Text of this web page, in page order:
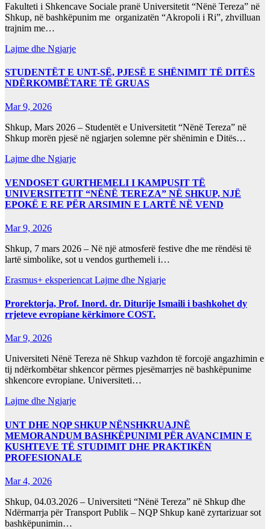
Fakulteti i Shkencave Sociale pranë Universitetit “Nënë Tereza” në
Shkup, në bashkëpunim me organizatën “Akropoli i Ri”, zhvilluan
trajnim me…
Lajme dhe Ngjarje
STUDENTËT E UNT-SË, PJESË E SHËNIMIT TË DITËS
NDËRKOMBËTARE TË GRUAS
Mar 9, 2026
Shkup, Mars 2026 – Studentët e Universitetit “Nënë Tereza” në
Shkup morën pjesë në ngjarjen solemne për shënimin e Ditës…
Lajme dhe Ngjarje
VENDOSET GURTHEMELI I KAMPUSIT TË
UNIVERSITETIT “NËNË TEREZA” NË SHKUP, NJË
EPOKË E RE PËR ARSIMIN E LARTË NË VEND
Mar 9, 2026
Shkup, 7 mars 2026 – Në një atmosferë festive dhe me rëndësi të
lartë simbolike, sot u vendos gurthemeli i…
Erasmus+ eksperiencat Lajme dhe Ngjarje
Prorektorja, Prof. Inord. dr. Diturije Ismaili i bashkohet dy
rrjeteve evropiane kërkimore COST.
Mar 9, 2026
Universiteti Nënë Tereza në Shkup vazhdon të forcojë angazhimin e
tij ndërkombëtar shkencor përmes pjesëmarrjes në bashkëpunime
shkencore evropiane. Universiteti…
Lajme dhe Ngjarje
UNT DHE NQP SHKUP NËNSHKRUAJNË
MEMORANDUM BASHKËPUNIMI PËR AVANCIMIN E
KUSHTEVE TË STUDIMIT DHE PRAKTIKËN
PROFESIONALE
Mar 4, 2026
Shkup, 04.03.2026 – Universiteti “Nënë Tereza” në Shkup dhe
Ndërmarrja për Transport Publik – NQP Shkup kanë zyrtarizuar sot
bashkëpunimin…